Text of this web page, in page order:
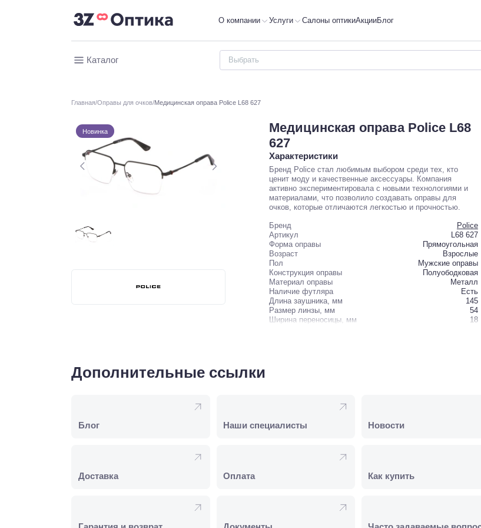
О компании Услуги Салоны оптикиАкцииБлог
Каталог
Главная Оправы для очков Медицинская оправа Police L68 627
Новинка
Медицинская оправа Police L68
627
Характеристики
Бренд Police стал любимым выбором среди тех, кто
ценит моду и качественные аксессуары. Компания
активно экспериментировала с новыми технологиями и
материалами, что позволило создавать оправы для
очков, которые отличаются легкостью и прочностью.
Бренд
Police
Артикул
L68 627
Форма оправы
Прямоугольная
Возраст
Взрослые
Пол
Мужские оправы
Конструкция оправы
Полуободковая
Материал оправы
Металл
Наличие футляра
Есть
Длина заушника, мм
145
Размер линзы, мм
54
Ширина переносицы, мм
18
Дополнительные ссылки
Блог Наши специалисты Новости
Доставка Оплата Как купить